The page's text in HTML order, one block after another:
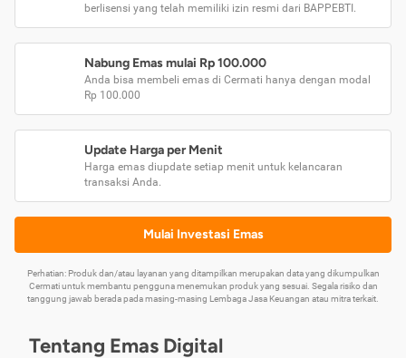
berlisensi yang telah memiliki izin resmi dari BAPPEBTI.
Nabung Emas mulai Rp 100.000
Anda bisa membeli emas di Cermati hanya dengan modal
Rp 100.000
Update Harga per Menit
Harga emas diupdate setiap menit untuk kelancaran
transaksi Anda.
Mulai Investasi Emas
Perhatian: Produk dan/atau layanan yang ditampilkan merupakan data yang dikumpulkan
Cermati untuk membantu pengguna menemukan produk yang sesuai. Segala risiko dan
tanggung jawab berada pada masing-masing Lembaga Jasa Keuangan atau mitra terkait.
Tentang Emas Digital